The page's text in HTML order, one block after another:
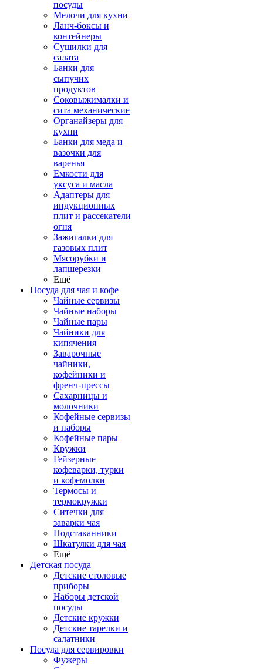
посуды
Мелочи для кухни
Ланч-боксы и
контейнеры
Сушилки для
салата
Банки для
сыпучих
продуктов
Соковыжималки и
сита механические
Органайзеры для
кухни
Банки для меда и
вазочки для
варенья
Емкости для
уксуса и масла
Адаптеры для
индукционных
плит и рассекатели
огня
Зажигалки для
газовых плит
Мясорубки и
лапшерезки
Ещё
Посуда для чая и кофе
Чайные сервизы
Чайные наборы
Чайные пары
Чайники для
кипячения
Заварочные
чайники,
кофейники и
френч-прессы
Сахарницы и
молочники
Кофейные сервизы
и наборы
Кофейные пары
Кружки
Гейзерные
кофеварки, турки
и кофемолки
Термосы и
термокружки
Ситечки для
заварки чая
Подстаканники
Шкатулки для чая
Ещё
Детская посуда
Детские столовые
приборы
Наборы детской
посуды
Детские кружки
Детские тарелки и
салатники
Посуда для сервировки
Фужеры